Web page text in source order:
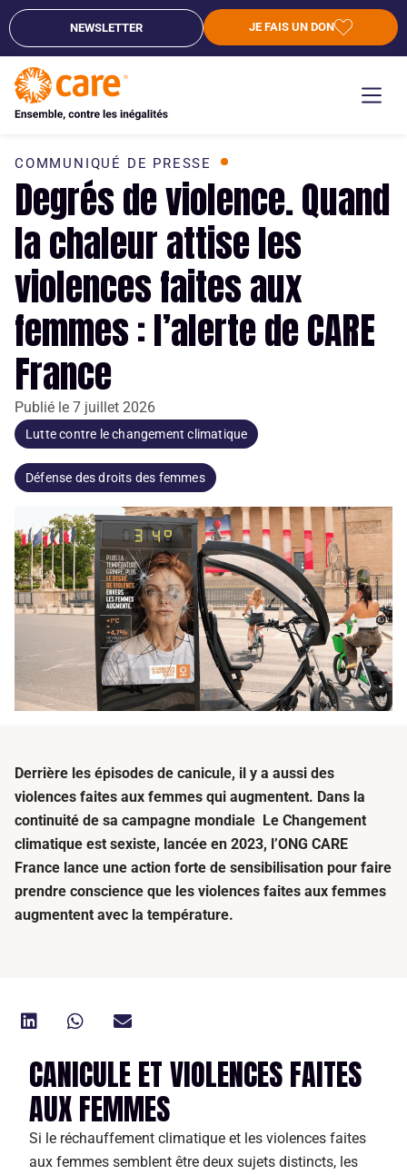
NEWSLETTER JE FAIS UN DON
COMMUNIQUÉ DE PRESSE
Degrés de violence. Quand
la chaleur attise les
violences faites aux
femmes : l’alerte de CARE
France
Publié le 7 juillet 2026
Lutte contre le changement climatique
Défense des droits des femmes
Derrière les épisodes de canicule, il y a aussi des
violences faites aux femmes qui augmentent. Dans la
continuité de sa campagne mondiale Le Changement
climatique est sexiste, lancée en 2023, l’ONG CARE
France lance une action forte de sensibilisation pour faire
prendre conscience que les violences faites aux femmes
augmentent avec la température.
CANICULE ET VIOLENCES FAITES
AUX FEMMES
Si le réchauffement climatique et les violences faites
aux femmes semblent être deux sujets distincts, les